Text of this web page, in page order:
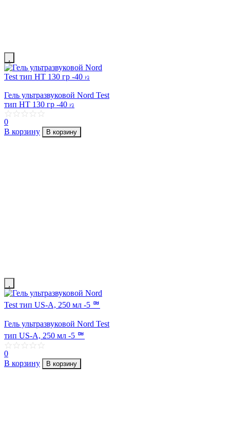
Гель ультразвуковой Nord Test
тип HT 130 гр -40 ꤆
0
В корзину
В корзину
Гель ультразвуковой Nord Test
тип US-A, 250 мл -5 ᄜ
0
В корзину
В корзину